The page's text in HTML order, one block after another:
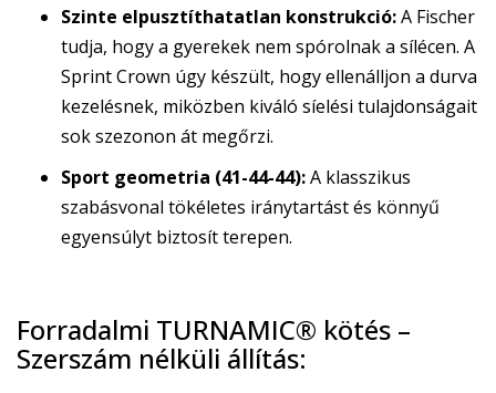
Szinte elpusztíthatatlan konstrukció:A Fischer
tudja, hogy a gyerekek nem spórolnak a sílécen. A
Sprint Crown úgy készült, hogy ellenálljon a durva
kezelésnek, miközben kiváló síelési tulajdonságait
sok szezonon át megőrzi.
Sport geometria (41-44-44):A klasszikus
szabásvonal tökéletes iránytartást és könnyű
egyensúlyt biztosít terepen.
Forradalmi TURNAMIC® kötés –
Szerszám nélküli állítás: